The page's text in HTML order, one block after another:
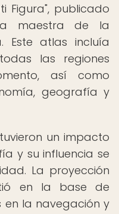
Figura", publicado
maestra de la
Este atlas incluía
las regiones
así como
geografía y
un impacto
y su influencia se
La proyección
en la base de
en la navegación y